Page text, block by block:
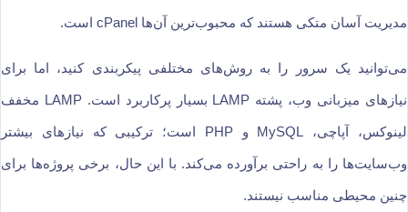
مدیریت آسان متکی هستند که محبوب‌ترین آن‌ها cPanel است.
می‌توانید یک سرور را به روش‌های مختلفی پیکربندی کنید، اما برای
نیازهای میزبانی وب، پشته LAMP بسیار پرکاربرد است. LAMP مخفف
لینوکس، آپاچی، MySQL و PHP است؛ ترکیبی که نیازهای بیشتر
وب‌سایت‌ها را به راحتی برآورده می‌کند. با این حال، برخی پروژه‌ها برای
چنین محیطی مناسب نیستند.